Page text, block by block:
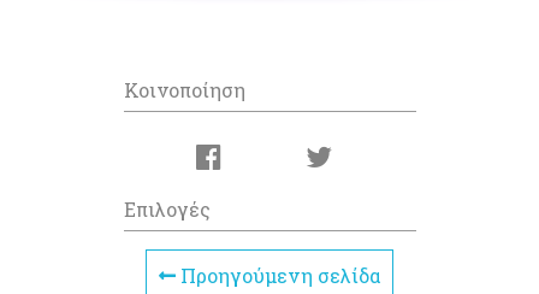
Κοινοποίηση
Επιλογές
Προηγούμενη σελίδα